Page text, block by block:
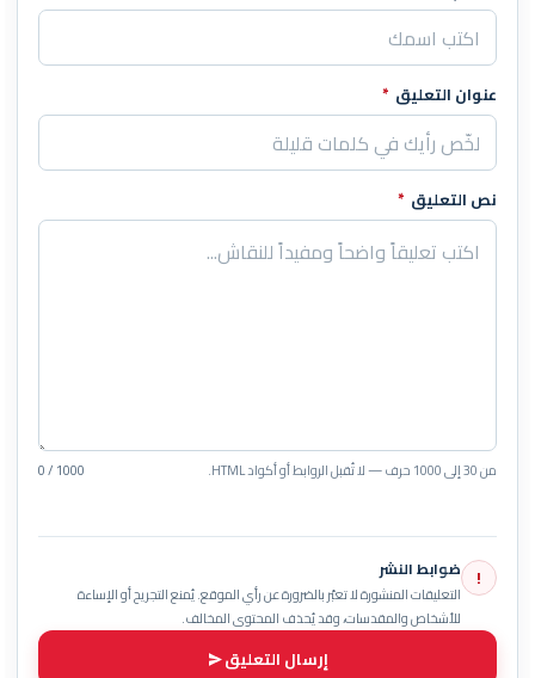
عنوان التعليق *
نص التعليق *
من 30 إلى 1000 حرف — لا تُقبل الروابط أو أكواد HTML. 0 / 1000
! ضوابط النشر
التعليقات المنشورة لا تعبّر بالضرورة عن رأي الموقع. يُمنع التجريح أو الإساءة
للأشخاص والمقدسات، وقد يُحذف المحتوى المخالف.
إرسال التعليق